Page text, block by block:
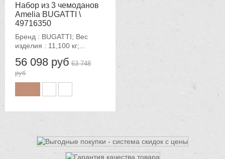
Набор из 3 чемоданов
Amelia BUGATTI \
49716350
Бренд : BUGATTI; Вес
изделия : 11,100 кг;...
56 098 руб 63 748
руб